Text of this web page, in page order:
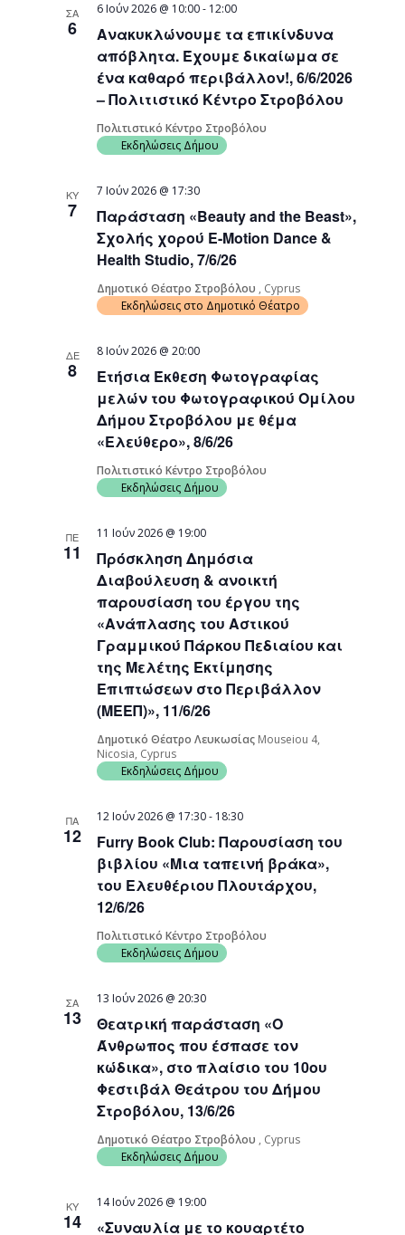
ΣΑ
6
Ανακυκλώνουμε τα επικίνδυνα
απόβλητα. Έχουμε δικαίωμα σε
ένα καθαρό περιβάλλον!, 6/6/2026
– Πολιτιστικό Κέντρο Στροβόλου
6 Ιούν 2026 @ 10:00- 12:00
Πολιτιστικό Κέντρο Στροβόλου
Εκδηλώσεις Δήμου
ΚΥ
7
Παράσταση «Beauty and the Beast»,
Σχολής χορού E-Motion Dance &
Health Studio, 7/6/26
7 Ιούν 2026 @ 17:30
Δημοτικό Θέατρο Στροβόλου , Cyprus
Εκδηλώσεις στο Δημοτικό Θέατρο
ΔΕ
8
Ετήσια Έκθεση Φωτογραφίας
μελών του Φωτογραφικού Ομίλου
Δήμου Στροβόλου με θέμα
«Ελεύθερο», 8/6/26
8 Ιούν 2026 @ 20:00
Πολιτιστικό Κέντρο Στροβόλου
Εκδηλώσεις Δήμου
ΠΕ
11
Πρόσκληση Δημόσια
Διαβούλευση & ανοικτή
παρουσίαση του έργου της
«Ανάπλασης του Αστικού
Γραμμικού Πάρκου Πεδιαίου και
της Μελέτης Εκτίμησης
Επιπτώσεων στο Περιβάλλον
(ΜΕΕΠ)», 11/6/26
11 Ιούν 2026 @ 19:00
Δημοτικό Θέατρο Λευκωσίας Mouseiou 4,
Nicosia, Cyprus
Εκδηλώσεις Δήμου
ΠΑ
12
Furry Book Club: Παρουσίαση του
βιβλίου «Μια ταπεινή βράκα»,
του Ελευθέριου Πλουτάρχου,
12/6/26
12 Ιούν 2026 @ 17:30- 18:30
Πολιτιστικό Κέντρο Στροβόλου
Εκδηλώσεις Δήμου
ΣΑ
13
Θεατρική παράσταση «Ο
Άνθρωπος που έσπασε τον
κώδικα», στο πλαίσιο του 10ου
Φεστιβάλ Θεάτρου του Δήμου
Στροβόλου, 13/6/26
13 Ιούν 2026 @ 20:30
Δημοτικό Θέατρο Στροβόλου , Cyprus
Εκδηλώσεις Δήμου
ΚΥ
14 «Συναυλία με το κουαρτέτο
14 Ιούν 2026 @ 19:00